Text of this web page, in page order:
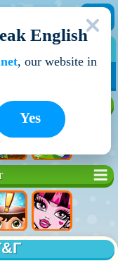
English
, our website in
Yes